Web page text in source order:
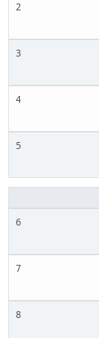
2
3
4
5
6
7
8